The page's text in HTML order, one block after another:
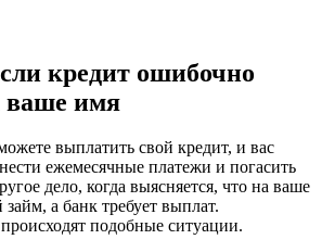
кредит ошибочно
ваше имя
выплатить свой кредит, и вас
ежемесячные платежи и погасить
дело, когда выясняется, что на ваше
а банк требует выплат.
подобные ситуации.